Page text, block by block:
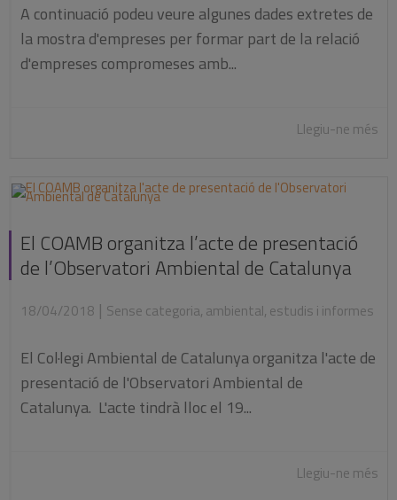
A continuació podeu veure algunes dades extretes de
la mostra d'empreses per formar part de la relació
d'empreses compromeses amb...
Llegiu-ne més
El COAMB organitza l’acte de presentació
de l’Observatori Ambiental de Catalunya
18/04/2018 | Sense categoria, ambiental, estudis i informes
El Col·legi Ambiental de Catalunya organitza l'acte de
presentació de l'Observatori Ambiental de
Catalunya. L'acte tindrà lloc el 19...
Llegiu-ne més